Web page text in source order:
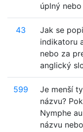
úplný
43
Jak se
indikatoru
nebo za
anglický
599
Je menší
názvu?
Nymphe
názvu